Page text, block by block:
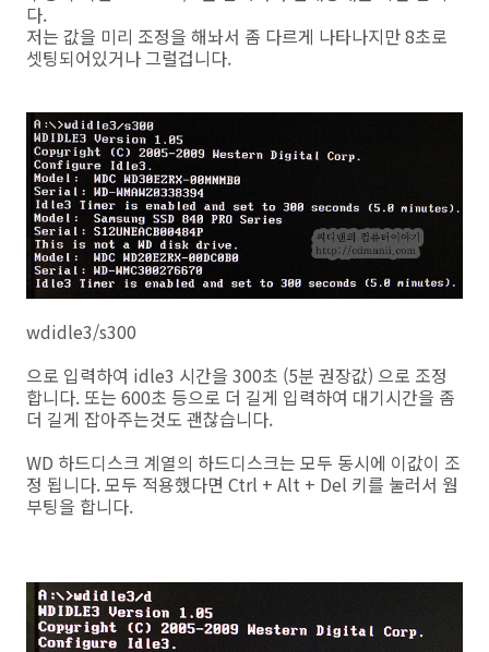
다.
저는 값을 미리 조정을 해놔서 좀 다르게 나타나지만 8초로
셋팅되어있거나 그럴겁니다.
wdidle3/s300
으로 입력하여 idle3 시간을 300초 (5분 권장값) 으로 조정
합니다. 또는 600초 등으로 더 길게 입력하여 대기시간을 좀
더 길게 잡아주는것도 괜찮습니다.
WD 하드디스크 계열의 하드디스크는 모두 동시에 이값이 조
정 됩니다. 모두 적용했다면 Ctrl + Alt + Del 키를 눌러서 웜
부팅을 합니다.